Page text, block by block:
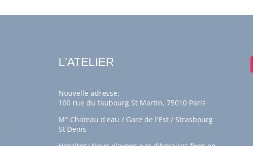
L'ATELIER
Nouvelle adresse:
100 rue du faubourg St Martin, 75010 Paris
M° Chateau d'eau / Gare de l'Est / Strasbourg
St Denis